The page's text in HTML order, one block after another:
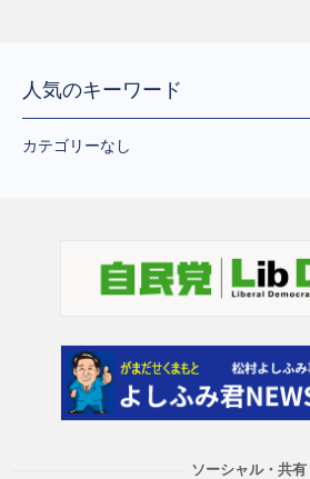
人気のキーワード
カテゴリーなし
ソーシャル・共有